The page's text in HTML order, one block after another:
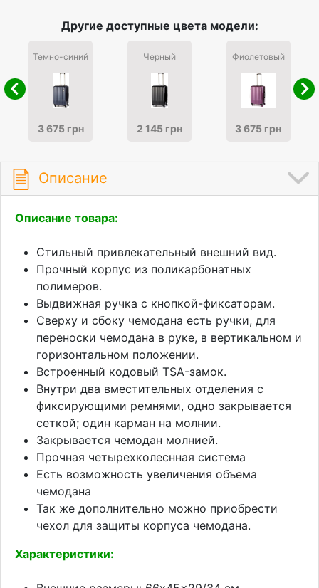
Другие доступные цвета модели:
Темно-синий
3 675 грн
Черный
2 145 грн
Фиолетовый
3 675 грн
Описание
Описание товара:
Стильный привлекательный внешний вид.
Прочный корпус из поликарбонатных
полимеров.
Выдвижная ручка с кнопкой-фиксаторам.
Сверху и сбоку чемодана есть ручки, для
переноски чемодана в руке, в вертикальном и
горизонтальном положении.
Встроенный кодовый TSA-замок.
Внутри два вместительных отделения с
фиксирующими ремнями, одно закрывается
сеткой; один карман на молнии.
Закрывается чемодан молнией.
Прочная четырехколеснная система
Есть возможность увеличения объема
чемодана
Так же дополнительно можно приобрести
чехол для защиты корпуса чемодана.
Характеристики: